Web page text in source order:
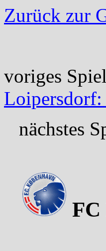
Zurück zur
voriges
nächstes
FC